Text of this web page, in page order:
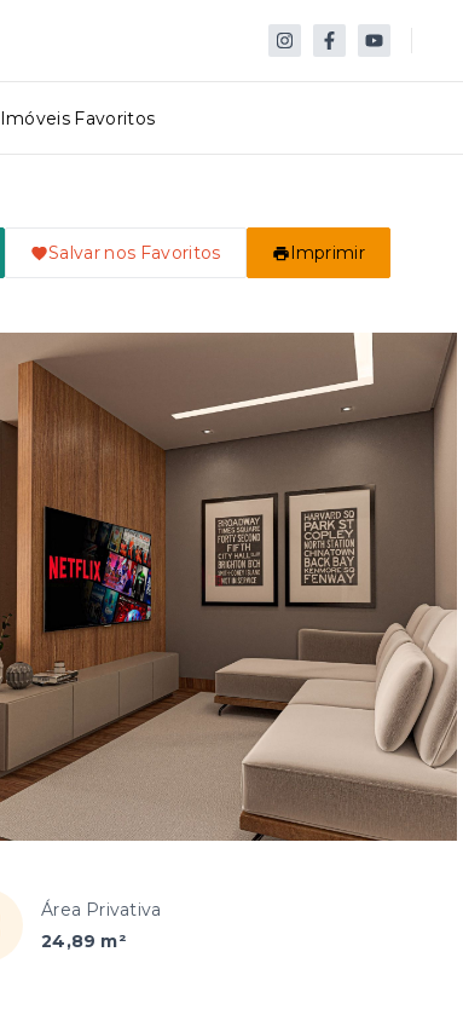
Imóveis Favoritos
Salvar nos Favoritos Imprimir
Área Privativa
24,89 m²